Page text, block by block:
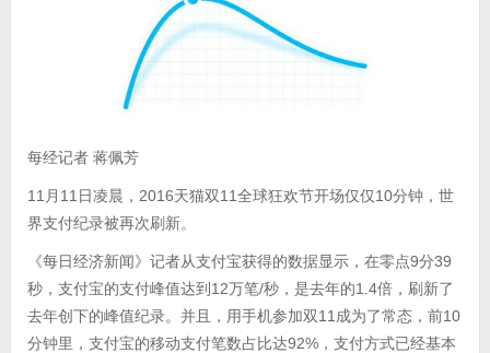
每经记者 蒋佩芳
11月11日凌晨，2016天猫双11全球狂欢节开场仅仅10分钟，世
界支付纪录被再次刷新。
《每日经济新闻》记者从支付宝获得的数据显示，在零点9分39
秒，支付宝的支付峰值达到12万笔/秒，是去年的1.4倍，刷新了
去年创下的峰值纪录。并且，用手机参加双11成为了常态，前10
分钟里，支付宝的移动支付笔数占比达92%，支付方式已经基本